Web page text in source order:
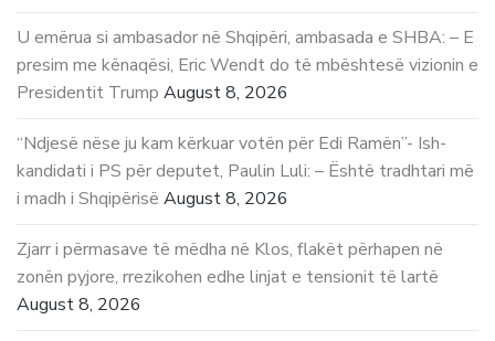
U emërua si ambasador në Shqipëri, ambasada e SHBA: – E
presim me kënaqësi, Eric Wendt do të mbështesë vizionin e
Presidentit Trump August 8, 2026
“Ndjesë nëse ju kam kërkuar votën për Edi Ramën”- Ish-
kandidati i PS për deputet, Paulin Luli: – Është tradhtari më
i madh i Shqipërisë August 8, 2026
Zjarr i përmasave të mëdha në Klos, flakët përhapen në
zonën pyjore, rrezikohen edhe linjat e tensionit të lartë
August 8, 2026